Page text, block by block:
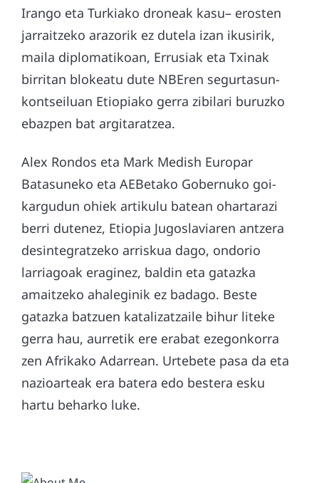
Irango eta Turkiako droneak kasu– erosten
jarraitzeko arazorik ez dutela izan ikusirik,
maila diplomatikoan, Errusiak eta Txinak
birritan blokeatu dute NBEren segurtasun-
kontseiluan Etiopiako gerra zibilari buruzko
ebazpen bat argitaratzea.
Alex Rondos eta Mark Medish Europar
Batasuneko eta AEBetako Gobernuko goi-
kargudun ohiek artikulu batean ohartarazi
berri dutenez, Etiopia Jugoslaviaren antzera
desintegratzeko arriskua dago, ondorio
larriagoak eraginez, baldin eta gatazka
amaitzeko ahaleginik ez badago. Beste
gatazka batzuen katalizatzaile bihur liteke
gerra hau, aurretik ere erabat ezegonkorra
zen Afrikako Adarrean. Urtebete pasa da eta
nazioarteak era batera edo bestera esku
hartu beharko luke.